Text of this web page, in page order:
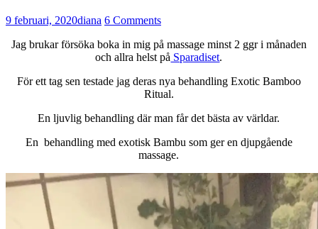
9 februari, 2020diana 6 Comments
Jag brukar försöka boka in mig på massage minst 2 ggr i månaden
och allra helst på Sparadiset.
För ett tag sen testade jag deras nya behandling Exotic Bamboo
Ritual.
En ljuvlig behandling där man får det bästa av världar.
En behandling med exotisk Bambu som ger en djupgående
massage.